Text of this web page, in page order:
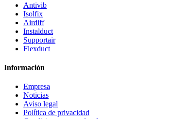
Antivib
Isolfix
Airdiff
Instalduct
Supportair
Flexduct
Información
Empresa
Noticias
Aviso legal
Política de privacidad